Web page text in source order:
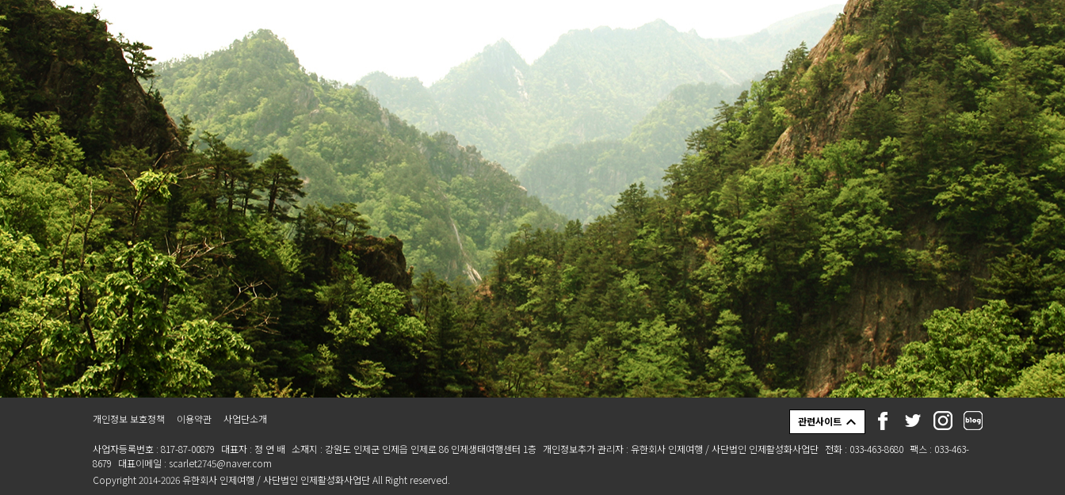
개인정보 보호정책 이용약관 사업단소개 관련사이트
사업자등록번호 : 817-87-00879 대표자 : 정 연 배 소재지 : 강원도 인제군 인제읍 인제로 86 인제생태여행센터 1층 개인정보추가 관리자 : 유한회사 인제여행 / 사단법인 인제활성화사업단 전화 : 033-463-8680 팩스 : 033-463-
8679 대표이메일 : scarlet2745@naver.com
Copyright 2014-2026 유한회사 인제여행 / 사단법인 인제활성화사업단 All Right reserved.